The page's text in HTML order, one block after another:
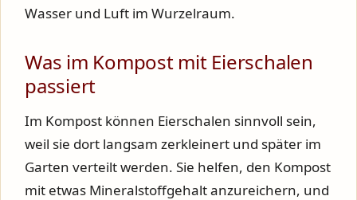
Wasser und Luft im Wurzelraum.
Was im Kompost mit Eierschalen
passiert
Im Kompost können Eierschalen sinnvoll sein,
weil sie dort langsam zerkleinert und später im
Garten verteilt werden. Sie helfen, den Kompost
mit etwas Mineralstoffgehalt anzureichern, und